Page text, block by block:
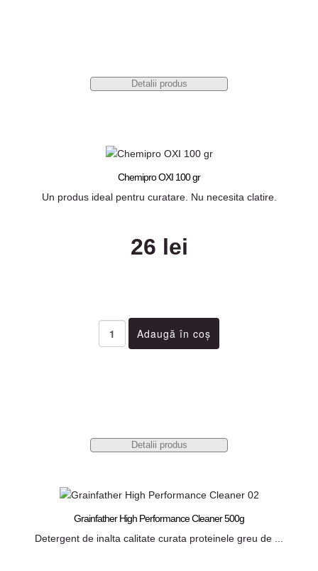
Detalii produs
Chemipro OXI 100 gr
Un produs ideal pentru curatare. Nu necesita clatire.
26 lei
Detalii produs
Grainfather High Performance Cleaner 500g
Detergent de inalta calitate curata proteinele greu de ...